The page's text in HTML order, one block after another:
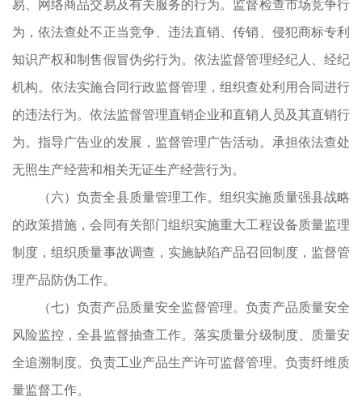
易、网络商品交易及有关服务的行为。监督检查市场竞争行
为，依法查处不正当竞争、违法直销、传销、侵犯商标专利
知识产权和制售假冒伪劣行为。依法监督管理经纪人、经纪
机构。依法实施合同行政监督管理，组织查处利用合同进行
的违法行为。依法监督管理直销企业和直销人员及其直销行
为。指导广告业的发展，监督管理广告活动。承担依法查处
无照生产经营和相关无证生产经营行为。
（六）负责全县质量管理工作。组织实施质量强县战略
的政策措施，会同有关部门组织实施重大工程设备质量监理
制度，组织质量事故调查，实施缺陷产品召回制度，监督管
理产品防伪工作。
（七）负责产品质量安全监督管理。负责产品质量安全
风险监控，全县监督抽查工作。落实质量分级制度、质量安
全追溯制度。负责工业产品生产许可监督管理。负责纤维质
量监督工作。